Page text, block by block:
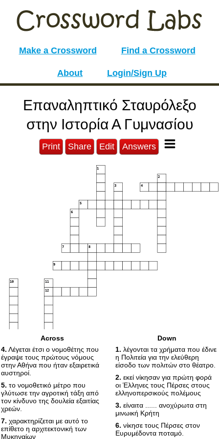
Make a Crossword Find a Crossword
About Login/Sign Up
Επαναληπτικό Σταυρόλεξο
στην Ιστορία Α Γυμνασίου
Print Share Edit Answers
1
2
3
4
5
6
7 8
9
10 11
12
Across
4. Λέγεται έτσι ο νομοθέτης που
έγραψε τους πρώτους νόμους
στην Αθήνα που ήταν εξαιρετικά
αυστηροί.
5. το νομοθετικό μέτρο που
γλύτωσε την αγροτική τάξη από
τον κίνδυνο της δουλεία εξαιτίας
χρεών.
7. χαρακτηρίζεται με αυτό το
επίθετο η αρχιτεκτονική των
Μυκηναίων
Down
1. λέγονται τα χρήματα που έδινε
η Πολιτεία για την ελεύθερη
είσοδο των πολιτών στο θέατρο.
2. εκεί νίκησαν για πρώτη φορά
οι Έλληνες τους Πέρσες στους
ελληνοπερσικούς πολέμους
3. είναιτα ...... ανοχύρωτα στη
μινωική Κρήτη
6. νίκησε τους Πέρσες στον
Ευρυμέδοντα ποταμό.